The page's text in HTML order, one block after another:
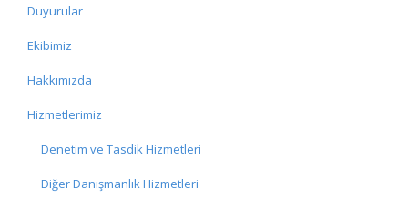
Duyurular
Ekibimiz
Hakkımızda
Hizmetlerimiz
Denetim ve Tasdik Hizmetleri
Diğer Danışmanlık Hizmetleri